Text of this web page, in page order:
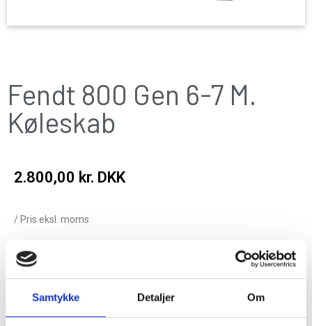
Samtykke Detaljer Om
Fendt 800 Gen 6-7 M.
Køleskab
2.800,00 kr. DKK
/ Pris eksl. moms